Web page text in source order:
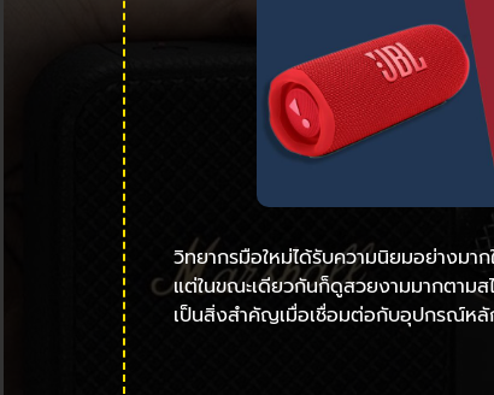
วิทยากรมือใหม่ได้รับความนิยมอย่างมา
แต่ในขณะเดียวกันก็ดูสวยงามมากตาม
เป็นสิ่งสำคัญเมื่อเชื่อมต่อกับอุปกรณ์หลั